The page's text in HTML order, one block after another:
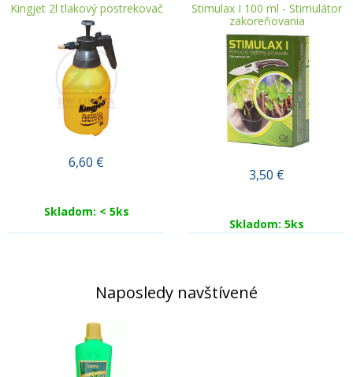
Kingjet 2l tlakový postrekovač
6,60 €
Skladom: < 5ks
Stimulax I 100 ml - Stimulátor
zakoreňovania
3,50 €
Skladom: 5ks
Naposledy navštívené